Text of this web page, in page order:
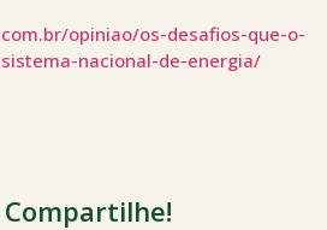
opiniao/os-desafios-que-o-
nacional-de-energia/